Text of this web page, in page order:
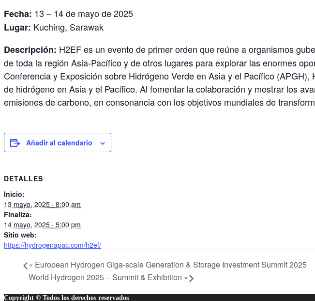
Fecha: 13 – 14 de mayo de 2025
Lugar: Kuching, Sarawak
Descripción: H2EF es un evento de primer orden que reúne a organismos
de toda la región Asia-Pacífico y de otros lugares para explorar las enormes
Conferencia y Exposición sobre Hidrógeno Verde en Asia y el Pacífico
de hidrógeno en Asia y el Pacífico. Al fomentar la colaboración y mostrar los
emisiones de carbono, en consonancia con los objetivos mundiales de
Añadir al calendario
DETALLES
Inicio:
13 mayo, 2025 · 8:00 am
Finaliza:
14 mayo, 2025 · 5:00 pm
Sitio web:
https://hydrogenapac.com/h2ef/
« European Hydrogen Giga-scale Generation & Storage Investment Summit 2025
World Hydrogen 2025 – Summit & Exhibition »
Copyright © Todos los derechos reservados